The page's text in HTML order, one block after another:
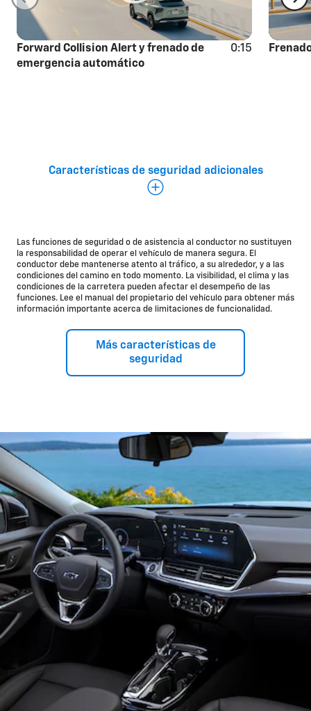
Forward Collision Alert y frenado de
emergencia automático
0:15
asistencia al conductor
Queda mucho más para contar sobre la seguridad de
Disponible
Rear Park Assist
Control de velocidad automática adaptativo
Rear Cross Traffic Alert
Advertencia de cambio de carril con Side Blind Zone Alert
Protección*
Tecnología Teen Driver
Características de seguridad adicionales
Las funciones de seguridad o de asistencia al conductor no sustituyen
la responsabilidad de operar el vehículo de manera segura. El
conductor debe mantenerse atento al tráfico, a su alrededor, y a las
condiciones del camino en todo momento. La visibilidad, el clima y las
condiciones de la carretera pueden afectar el desempeño de las
funciones. Lee el manual del propietario del vehículo para obtener más
información importante acerca de limitaciones de funcionalidad.
Más características de
seguridad